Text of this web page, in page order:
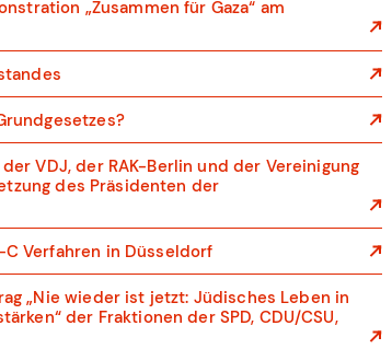
„Zusammen für Gaza“ am
VDJ, der RAK-Berlin und der Vereinigung
des Präsidenten der
Verfahren in Düsseldorf
„Nie wieder ist jetzt: Jüdisches Leben in
der Fraktionen der SPD, CDU/CSU,